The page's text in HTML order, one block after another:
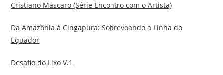
Cristiano Mascaro (Série Encontro com o Artista)
Da Amazônia à Cingapura: Sobrevoando a Linha do
Equador
Desafio do Lixo V.1